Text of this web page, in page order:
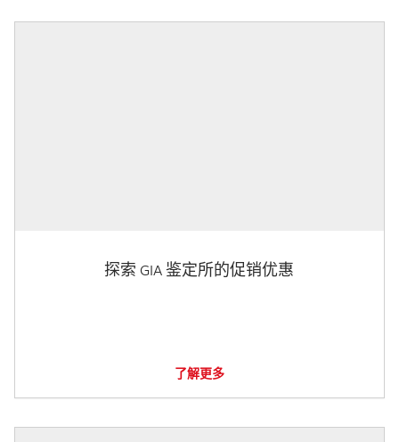
探索 GIA 鉴定所的促销优惠
了解更多